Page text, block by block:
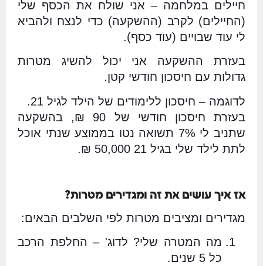
חיילים במלחמה – אני שולח את הכסף שלי
(החיילים) לקרב (ההשקעה) כדי לנצח ולהביא
לי עוד שבויים (עוד כסף).
בעזרת ההשקעה אני יכול להשיג מטרות
גדולות עם חיסכון חודשי קטן.
לדוגמה – חיסכון ללימודים של הילד לגיל 21.
בעזרת חיסכון חודשי של 90 ₪, בהשקעה
שתניב לי 7% תשואה נטו בממוצע שנתי אוכל
לתת לילד שלי בגיל 21 50,000 ₪.
אז איך עושים את זה ומגדירים מטרות?
מגדירים ומציבים מטרות לפי השלבים הבאים:
מה המטרה שלי? לדוג' – החלפת הרכב
כל 5 שנים.